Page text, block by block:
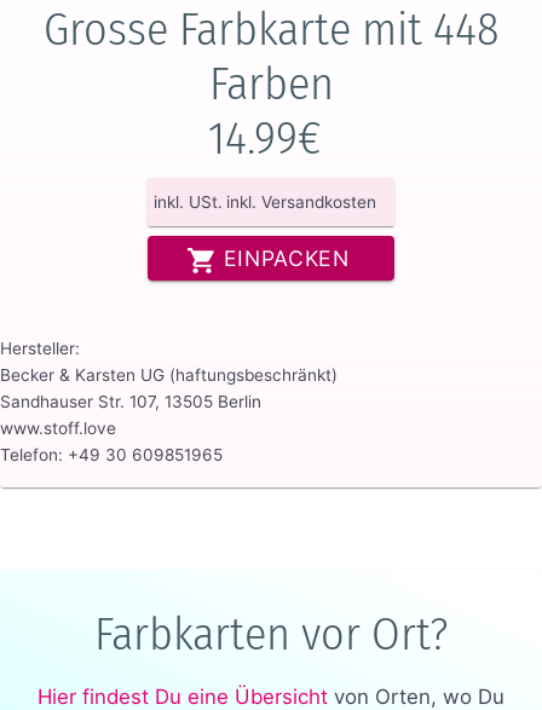
Grosse Farbkarte mit 448
Farben
14.99€
inkl. USt. inkl. Versandkosten
EINPACKEN
Hersteller:
Becker & Karsten UG (haftungsbeschränkt)
Sandhauser Str. 107, 13505 Berlin
www.stoff.love
Telefon: +49 30 609851965
Farbkarten vor Ort?
Hier findest Du eine Übersicht von Orten, wo Du